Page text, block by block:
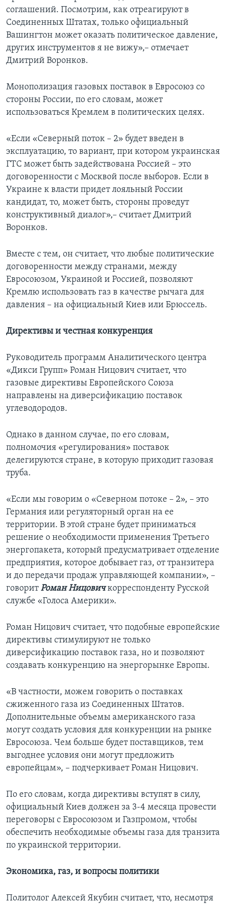
соглашений. Посмотрим, как отреагируют в
Соединенных Штатах, только официальный
Вашингтон может оказать политическое давление,
других инструментов я не вижу»,– отмечает
Дмитрий Воронков.
Монополизация газовых поставок в Евросоюз со
стороны России, по его словам, может
использоваться Кремлем в политических целях.
«Если «Северный поток – 2» будет введен в
эксплуатацию, то вариант, при котором украинская
ГТС может быть задействована Россией – это
договоренности с Москвой после выборов. Если в
Украине к власти придет лояльный России
кандидат, то, может быть, стороны проведут
конструктивный диалог»,– считает Дмитрий
Воронков.
Вместе с тем, он считает, что любые политические
договоренности между странами, между
Евросоюзом, Украиной и Россией, позволяют
Кремлю использовать газ в качестве рычага для
давления – на официальный Киев или Брюссель.
Директивы и честная конкуренция
Руководитель программ Аналитического центра
«Дикси Групп» Роман Ницович считает, что
газовые директивы Европейского Союза
направлены на диверсификацию поставок
углеводородов.
Однако в данном случае, по его словам,
полномочия «регулирования» поставок
делегируются стране, в которую приходит газовая
труба.
«Если мы говорим о «Северном потоке – 2», – это
Германия или регуляторный орган на ее
территории. В этой стране будет приниматься
решение о необходимости применения Третьего
энергопакета, который предусматривает отделение
предприятия, которое добывает газ, от транзитера
и до передачи продаж управляющей компании», –
говорит Роман Ницовичкорреспонденту Русской
службе «Голоса Америки».
Роман Ницович считает, что подобные европейские
директивы стимулируют не только
диверсификацию поставок газа, но и позволяют
создавать конкуренцию на энергорынке Европы.
«В частности, можем говорить о поставках
сжиженного газа из Соединенных Штатов.
Дополнительные объемы американского газа
могут создать условия для конкуренции на рынке
Евросоюза. Чем больше будет поставщиков, тем
выгоднее условия они могут предложить
европейцам», – подчеркивает Роман Ницович.
По его словам, когда директивы вступят в силу,
официальный Киев должен за 3-4 месяца провести
переговоры с Евросоюзом и Газпромом, чтобы
обеспечить необходимые объемы газа для транзита
по украинской территории.
Экономика, газ, и вопросы политики
Политолог Алексей Якубин считает, что, несмотря